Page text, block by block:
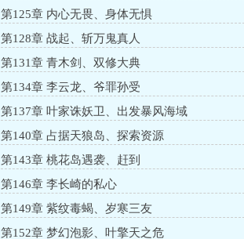
第125章 内心无畏、身体无惧
第128章 战起、斩万鬼真人
第131章 青木剑、双修大典
第134章 李云龙、爷罪孙受
第137章 叶家诛妖卫、出发暴风海域
第140章 占据天狼岛、探索资源
第143章 桃花岛遇袭、赶到
第146章 李长崎的私心
第149章 紫纹毒蝎、岁寒三友
第152章 梦幻泡影、叶擎天之危